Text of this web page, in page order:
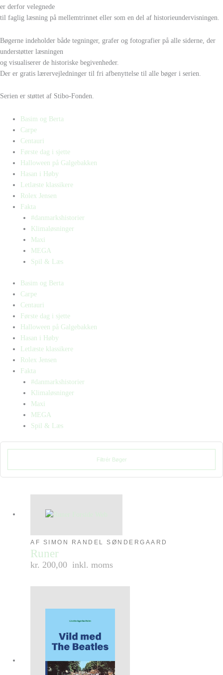
er derfor velegnede
til faglig læsning på mellemtrinnet eller som en del af historieundervisningen.
Bøgerne indeholder både tegninger, grafer og fotografier på alle siderne, der
understøtter læsningen
og visualiserer de historiske begivenheder.
Der er gratis lærervejledninger til fri afbenyttelse til alle bøger i serien.
Serien er støttet af Stibo-Fonden.
Basim og Berta
Carpe
Centauri
Første dag i sjette
Halloween på Galgebakken
Hasan i Høby
Letlæste klassikere
Rolex Jensen
Fakta
#danmarkshistorier
Klimaløsninger
Maxi
MEGA
Spil & Læs
Basim og Berta
Carpe
Centauri
Første dag i sjette
Halloween på Galgebakken
Hasan i Høby
Letlæste klassikere
Rolex Jensen
Fakta
#danmarkshistorier
Klimaløsninger
Maxi
MEGA
Spil & Læs
Filtrér Bøger
AF SIMON RANDEL SØNDERGAARD
Runer
kr. 200,00 inkl. moms